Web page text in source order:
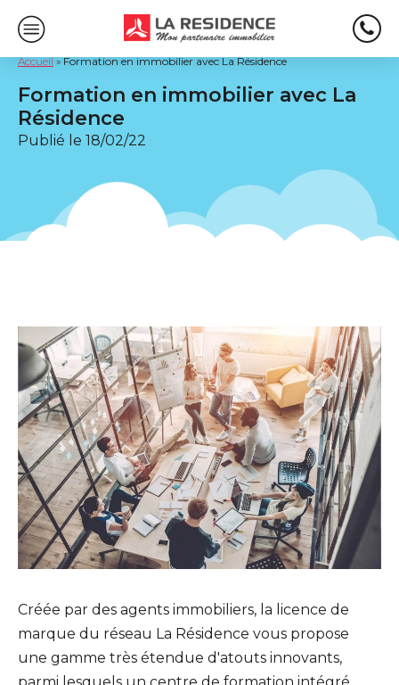
Accueil»Formation en immobilier avec La Résidence
Formation en immobilier avec La
Résidence
Publié le 18/02/22
Créée par des agents immobiliers, la licence de
marque du réseau La Résidence vous propose
une gamme très étendue d'atouts innovants,